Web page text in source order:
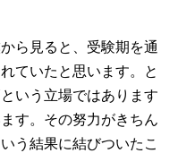
ら見ると、受験期を通
ていたと思います。と
いう立場ではあります
す。その努力がきちん
う結果に結びついたこ